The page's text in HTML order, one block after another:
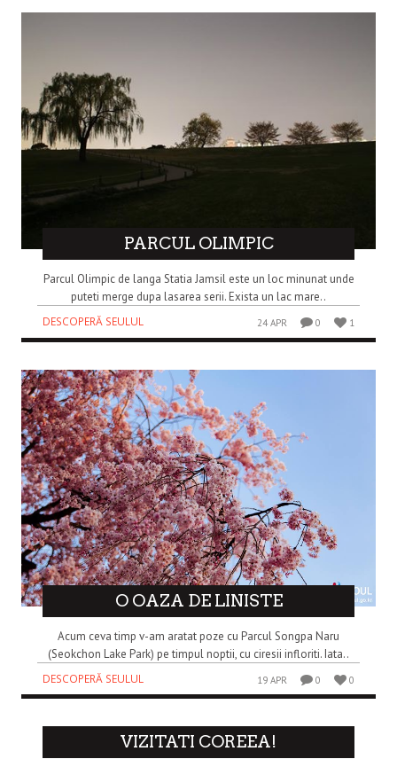
PARCUL OLIMPIC
Parcul Olimpic de langa Statia Jamsil este un loc minunat unde
puteti merge dupa lasarea serii. Exista un lac mare..
DESCOPERĂ SEULUL
24 APR 0 1
O OAZA DE LINISTE
Acum ceva timp v-am aratat poze cu Parcul Songpa Naru
(Seokchon Lake Park) pe timpul noptii, cu ciresii infloriti. Iata..
DESCOPERĂ SEULUL
19 APR 0 0
VIZITATI COREEA!